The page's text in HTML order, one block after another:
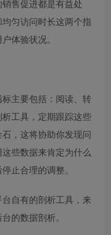
售促进都是有益处
匀访问时长这两个指
体验状况。
主要包括：阅读、转
工具，定期跟踪这些
，这将协助你发现问
些数据来肯定为什么
止合理的调整。
自有的剖析工具，来
的数据剖析。